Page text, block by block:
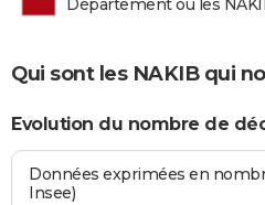
Département où les
Qui sont les NAKIB qui
Evolution du nombre de
Données exprimées en
Insee)